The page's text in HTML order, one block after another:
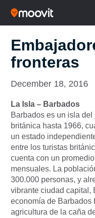
fronteras
December 18, 2016
La Isla – Barbados
Barbados es un isla
británica hasta 1966,
un estado
entre los turistas
cuenta con un
mensuales. La
300.000 personas, y
vibrante ciudad capital,
economía de Barbados
agricultura de la caña